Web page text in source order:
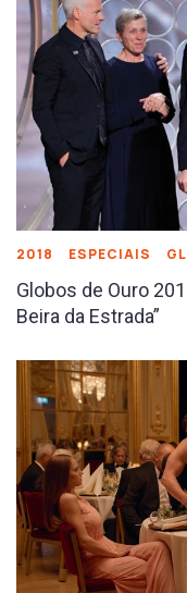
2018 ESPECIAIS
Globos de Ouro
Beira da Estrada”